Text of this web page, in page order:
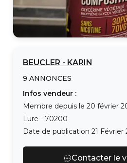
BEUCLER - KARIN
9 ANNONCES
Infos vendeur :
Membre depuis le 20 février
Lure - 70200
Date de publication 21 Février
Contacter le